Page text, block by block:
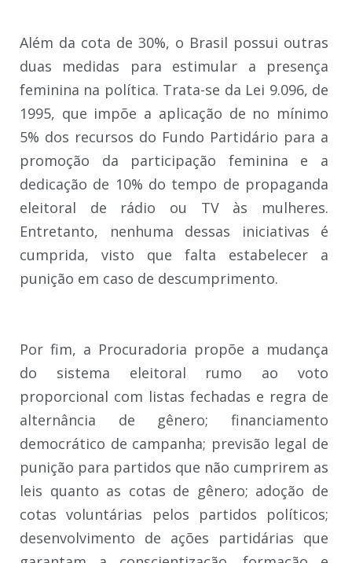
Além da cota de 30%, o Brasil possui outras
duas medidas para estimular a presença
feminina na política. Trata-se da Lei 9.096, de
1995, que impõe a aplicação de no mínimo
5% dos recursos do Fundo Partidário para a
promoção da participação feminina e a
dedicação de 10% do tempo de propaganda
eleitoral de rádio ou TV às mulheres.
Entretanto, nenhuma dessas iniciativas é
cumprida, visto que falta estabelecer a
punição em caso de descumprimento.
Por fim, a Procuradoria propõe a mudança
do sistema eleitoral rumo ao voto
proporcional com listas fechadas e regra de
alternância de gênero; financiamento
democrático de campanha; previsão legal de
punição para partidos que não cumprirem as
leis quanto as cotas de gênero; adoção de
cotas voluntárias pelos partidos políticos;
desenvolvimento de ações partidárias que